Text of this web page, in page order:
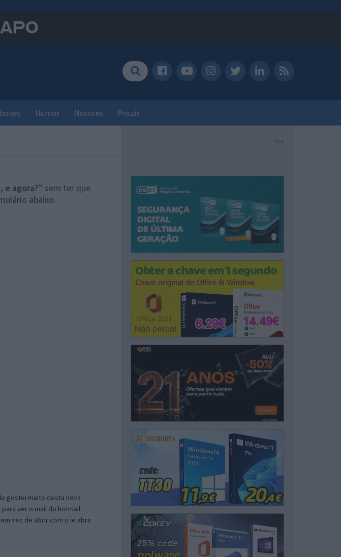
Humor Motores Prozis
e agora?” sem ter que
abaixo.
gostei muito desta nova
ver o mail do hotmail
vez de abrir com o ie abrir
PUB